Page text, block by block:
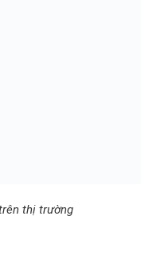
thị trường